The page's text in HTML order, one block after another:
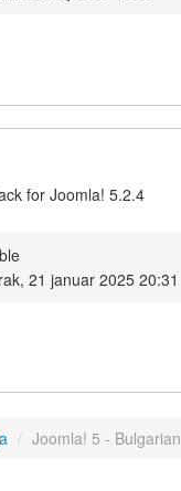
for Joomla! 5.2.4
21 januar 2025 20:31
/ Joomla! 5 - Bulgarian